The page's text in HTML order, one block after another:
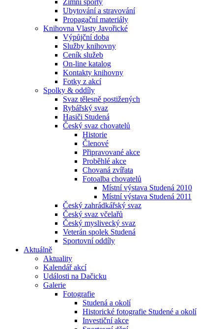
Zimní sporty
Ubytování a stravování
Propagační materiály
Knihovna Vlasty Javořické
Výpůjční doba
Služby knihovny
Ceník služeb
On-line katalog
Kontakty knihovny
Fotky z akcí
Spolky & oddíly
Svaz tělesně postižených
Rybářský svaz
Hasiči Studená
Český svaz chovatelů
Historie
Členové
Připravované akce
Proběhlé akce
Chovaná zvířata
Fotoalba chovatelů
Místní výstava Studená 2010
Místní výstava Studená 2011
Český zahrádkářský svaz
Český svaz včelařů
Český myslivecký svaz
Veterán spolek Studená
Sportovní oddíly
Aktuálně
Aktuality
Kalendář akcí
Události na Dačicku
Galerie
Fotografie
Studená a okolí
Historické fotografie Studené a okolí
Investiční akce